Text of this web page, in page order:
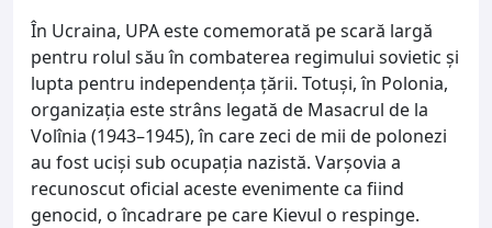
În Ucraina, UPA este comemorată pe scară largă
pentru rolul său în combaterea regimului sovietic și
lupta pentru independența țării. Totuși, în Polonia,
organizația este strâns legată de Masacrul de la
Volînia (1943–1945), în care zeci de mii de polonezi
au fost uciși sub ocupația nazistă. Varșovia a
recunoscut oficial aceste evenimente ca fiind
genocid, o încadrare pe care Kievul o respinge.